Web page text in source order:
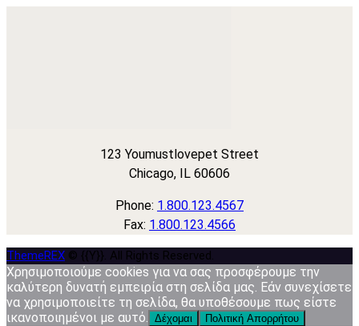
123 Youmustlovepet Street
Chicago, IL 60606
Phone: 1.800.123.4567
Fax: 1.800.123.4566
ThemeREX © {{Y}}. All Rights Reserved.
Χρησιμοποιούμε cookies για να σας προσφέρουμε την
καλύτερη δυνατή εμπειρία στη σελίδα μας. Εάν συνεχίσετε
να χρησιμοποιείτε τη σελίδα, θα υποθέσουμε πως είστε
ικανοποιημένοι με αυτό. Δέχομαι Πολιτική Απορρήτου